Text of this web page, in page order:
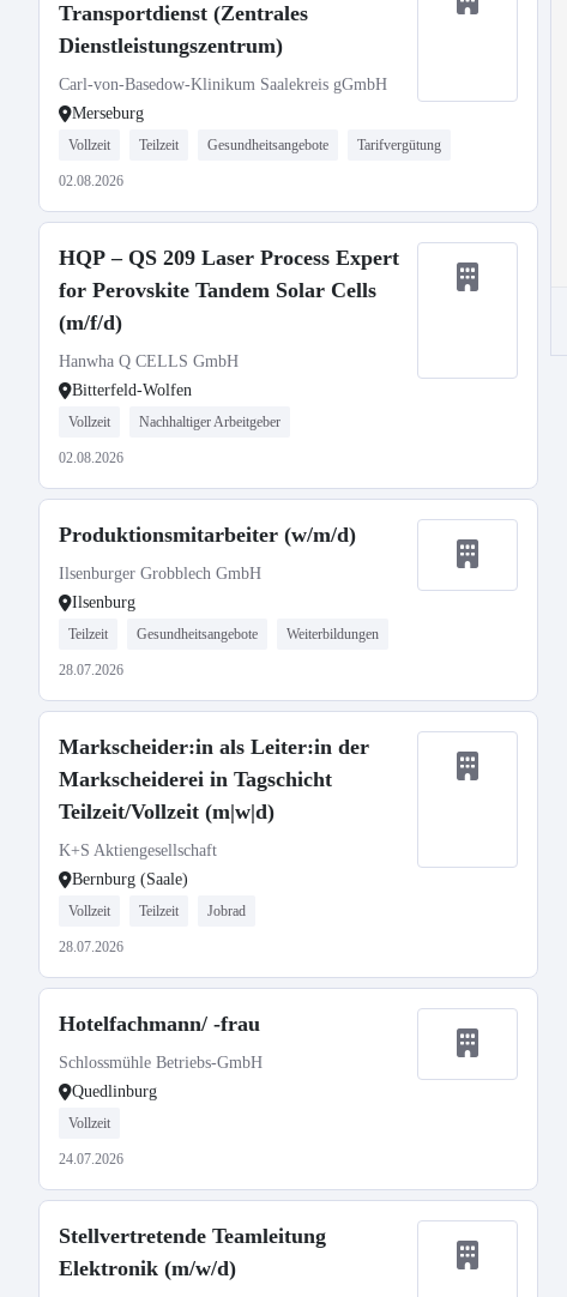
Transportdienst (Zentrales
Dienstleistungszentrum)
Carl-von-Basedow-Klinikum Saalekreis gGmbH
Merseburg
Vollzeit Teilzeit Gesundheitsangebote Tarifvergütung
02.08.2026
HQP – QS 209 Laser Process Expert
for Perovskite Tandem Solar Cells
(m/f/d)
Hanwha Q CELLS GmbH
Bitterfeld-Wolfen
Vollzeit Nachhaltiger Arbeitgeber
02.08.2026
Produktionsmitarbeiter (w/m/d)
Ilsenburger Grobblech GmbH
Ilsenburg
Teilzeit Gesundheitsangebote Weiterbildungen
28.07.2026
Markscheider:in als Leiter:in der
Markscheiderei in Tagschicht
Teilzeit/Vollzeit (m|w|d)
K+S Aktiengesellschaft
Bernburg (Saale)
Vollzeit Teilzeit Jobrad
28.07.2026
Hotelfachmann/ -frau
Schlossmühle Betriebs-GmbH
Quedlinburg
Vollzeit
24.07.2026
Stellvertretende Teamleitung
Elektronik (m/w/d)